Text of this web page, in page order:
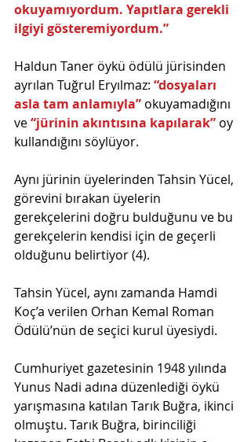
okuyamıyordum. Yapıtlara gerekli
ilgiyi gösteremiyordum.”
Haldun Taner öykü ödülü jürisinden
ayrılan Tuğrul Eryılmaz: “dosyaları
asla tam anlamıyla” okuyamadığını
ve “jürinin akıntısına kapılarak” oy
kullandığını söylüyor.
Aynı jürinin üyelerinden Tahsin Yücel,
görevini bırakan üyelerin
gerekçelerini doğru bulduğunu ve bu
gerekçelerin kendisi için de geçerli
olduğunu belirtiyor (4).
Tahsin Yücel, aynı zamanda Hamdi
Koç’a verilen Orhan Kemal Roman
Ödülü’nün de seçici kurul üyesiydi.
Cumhuriyet gazetesinin 1948 yılında
Yunus Nadi adına düzenlediği öykü
yarışmasına katılan Tarık Buğra, ikinci
olmuştu. Tarık Buğra, birinciliği